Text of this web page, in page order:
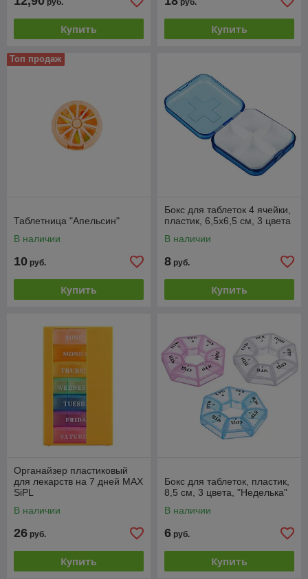
руб.
Купить
руб.
Купить
Топ продаж
Таблетница "Апельсин"
В наличии
10 руб.
Купить
Бокс для таблеток 4 ячейки,
пластик, 6,5х6,5 см, 3 цвета
В наличии
8 руб.
Купить
Органайзер пластиковый
для лекарств на 7 дней MAX
SiPL
В наличии
26 руб.
Купить
Бокс для таблеток, пластик,
8,5 см, 3 цвета, "Неделька"
В наличии
6 руб.
Купить